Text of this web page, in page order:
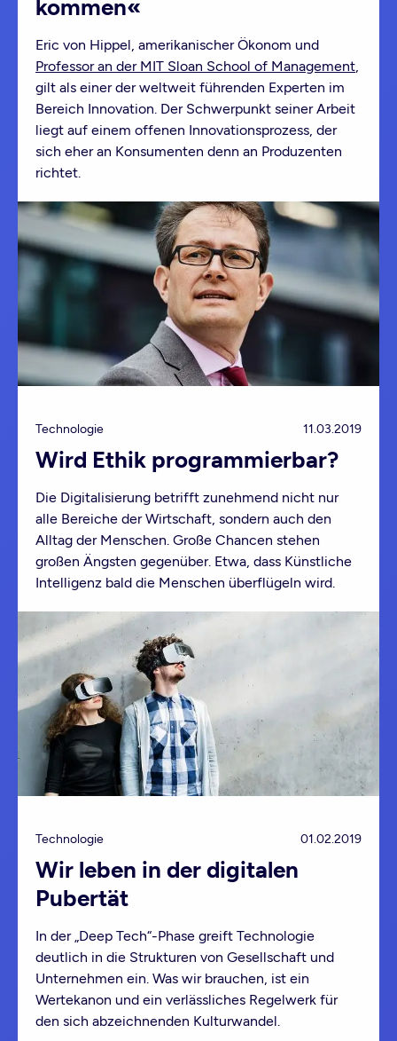
kommen«
Eric von Hippel, amerikanischer Ökonom und
Professor an der MIT Sloan School of Management,
gilt als einer der weltweit führenden Experten im
Bereich Innovation. Der Schwerpunkt seiner Arbeit
liegt auf einem offenen Innovationsprozess, der
sich eher an Konsumenten denn an Produzenten
richtet.
Technologie 11.03.2019
Wird Ethik programmierbar?
Die Digitalisierung betrifft zunehmend nicht nur
alle Bereiche der Wirtschaft, sondern auch den
Alltag der Menschen. Große Chancen stehen
großen Ängsten gegenüber. Etwa, dass Künstliche
Intelligenz bald die Menschen überflügeln wird.
Technologie 01.02.2019
Wir leben in der digitalen
Pubertät
In der „Deep Tech“-Phase greift Technologie
deutlich in die Strukturen von Gesellschaft und
Unternehmen ein. Was wir brauchen, ist ein
Wertekanon und ein verlässliches Regelwerk für
den sich abzeichnenden Kulturwandel.